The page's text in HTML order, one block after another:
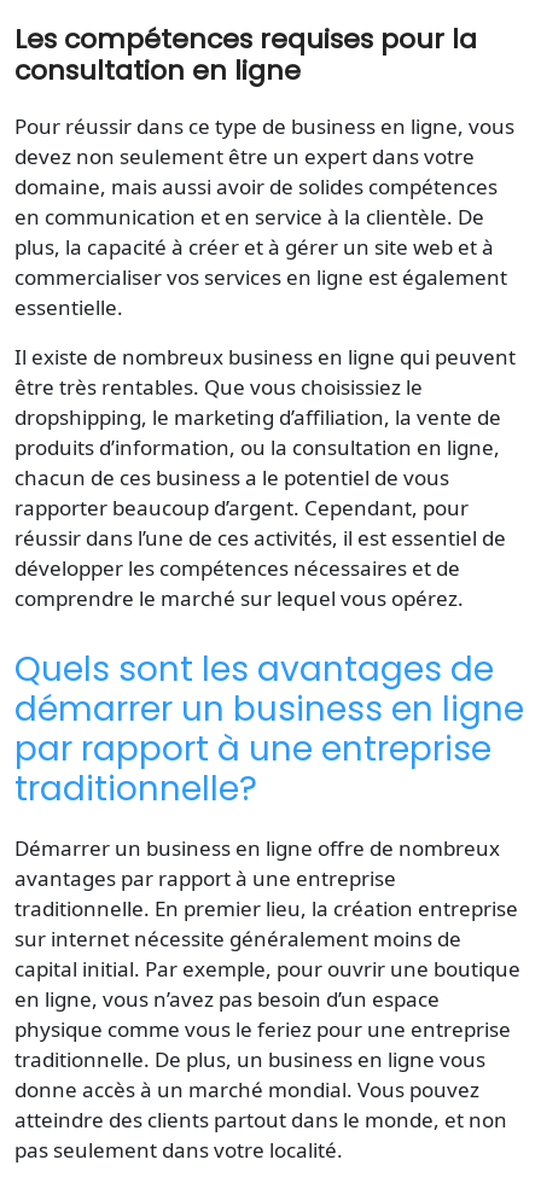
Les compétences requises pour la
consultation en ligne
Pour réussir dans ce type de business en ligne, vous
devez non seulement être un expert dans votre
domaine, mais aussi avoir de solides compétences
en communication et en service à la clientèle. De
plus, la capacité à créer et à gérer un site web et à
commercialiser vos services en ligne est également
essentielle.
Il existe de nombreux business en ligne qui peuvent
être très rentables. Que vous choisissiez le
dropshipping, le marketing d’affiliation, la vente de
produits d’information, ou la consultation en ligne,
chacun de ces business a le potentiel de vous
rapporter beaucoup d’argent. Cependant, pour
réussir dans l’une de ces activités, il est essentiel de
développer les compétences nécessaires et de
comprendre le marché sur lequel vous opérez.
Quels sont les avantages de
démarrer un business en ligne
par rapport à une entreprise
traditionnelle?
Démarrer un business en ligne offre de nombreux
avantages par rapport à une entreprise
traditionnelle. En premier lieu, la création entreprise
sur internet nécessite généralement moins de
capital initial. Par exemple, pour ouvrir une boutique
en ligne, vous n’avez pas besoin d’un espace
physique comme vous le feriez pour une entreprise
traditionnelle. De plus, un business en ligne vous
donne accès à un marché mondial. Vous pouvez
atteindre des clients partout dans le monde, et non
pas seulement dans votre localité.